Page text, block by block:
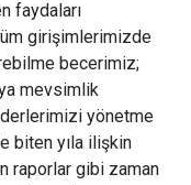
faydaları
girişimlerimizde
becerimiz;
mevsimlik
yönetme
biten yıla ilişkin
raporlar gibi zaman